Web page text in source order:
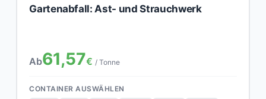
Gartenabfall: Ast- und Strauchwerk
Ab61,57€ / Tonne
CONTAINER AUSWÄHLEN